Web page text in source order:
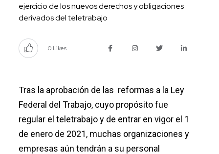
ejercicio de los nuevos derechos y obligaciones
derivados del teletrabajo
0 Likes
Tras la aprobación de las reformas a la Ley
Federal del Trabajo, cuyo propósito fue
regular el teletrabajo y de entrar en vigor el 1
de enero de 2021, muchas organizaciones y
empresas aún tendrán a su personal